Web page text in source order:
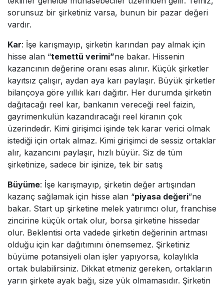
sorunsuz bir şirketiniz varsa, bunun bir pazar değeri
vardır.
Kar: İşe karışmayıp, şirketin karından pay almak için
hisse alan “temettü verimi”ne bakar. Hissenin
kazancının değerine oranı esas alınır. Küçük şirketler
kayıtsız çalışır, aydan aya karı paylaşır. Büyük şirketler
bilançoya göre yıllık karı dağıtır. Her durumda şirketin
dağıtacağı reel kar, bankanın vereceği reel faizin,
gayrimenkulün kazandıracağı reel kiranın çok
üzerindedir. Kimi girişimci işinde tek karar verici olmak
istediği için ortak almaz. Kimi girişimci de sessiz ortaklar
alır, kazancını paylaşır, hızlı büyür. Siz de tüm
şirketinize, sadece bir işinize, tek bir satış
Büyüme: İşe karışmayıp, şirketin değer artışından
kazanç sağlamak için hisse alan “piyasa değeri”ne
bakar. Start up şirketine melek yatırımcı olur, franchise
zincirine küçük ortak olur, borsa şirketine hissedar
olur. Beklentisi orta vadede şirketin değerinin artması
olduğu için kar dağıtımını önemsemez. Şirketiniz
büyüme potansiyeli olan işler yapıyorsa, kolaylıkla
ortak bulabilirsiniz. Dikkat etmeniz gereken, ortakların
yarın şirkete ayak bağı, size yük olmamasıdır. Şirketin